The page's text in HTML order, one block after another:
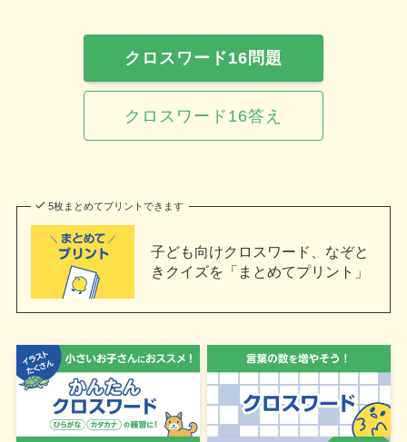
クロスワード16問題
クロスワード16答え
5枚まとめてプリントできます
子ども向けクロスワード、なぞと
きクイズを「まとめてプリント」